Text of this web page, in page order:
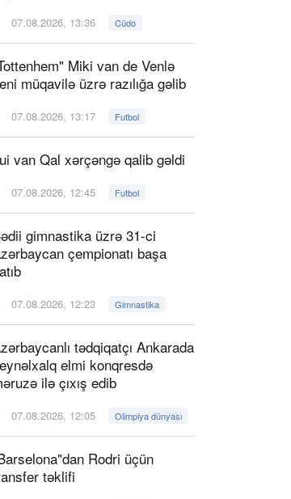
07.08.2026, 13:36 Cüdo
Miki van de Venlə
müqavilə üzrə razılığa gəlib
07.08.2026, 13:17 Futbol
van Qal xərçəngə qalib gəldi
07.08.2026, 12:45 Futbol
gimnastika üzrə 31-ci
çempionatı başa
07.08.2026, 12:23 Gimnastika
tədqiqatçı Ankarada
elmi konqresdə
ilə çıxış edib
07.08.2026, 12:05 Olimpiya dünyası
Rodri üçün
təklifi